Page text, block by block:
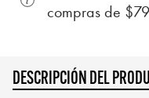
compras de
DESCRIPCIÓN DEL